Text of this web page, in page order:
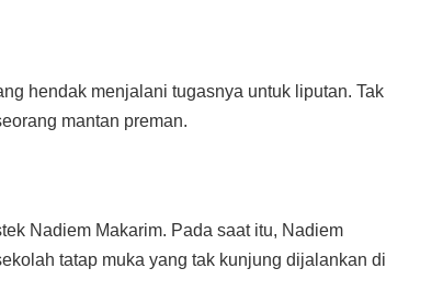
hendak menjalani tugasnya untuk liputan. Tak
mantan preman.
Nadiem Makarim. Pada saat itu, Nadiem
tatap muka yang tak kunjung dijalankan di